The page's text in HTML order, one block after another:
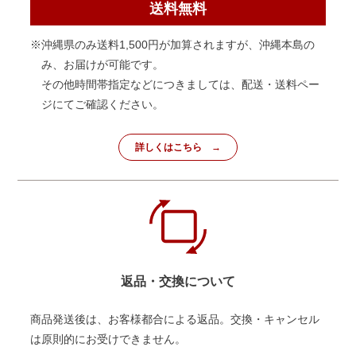
送料無料
※沖縄県のみ送料1,500円が加算されますが、沖縄本島の
み、お届けが可能です。
その他時間帯指定などにつきましては、配送・送料ペー
ジにてご確認ください。
詳しくはこちら
返品・交換について
商品発送後は、お客様都合による返品。交換・キャンセル
は原則的にお受けできません。